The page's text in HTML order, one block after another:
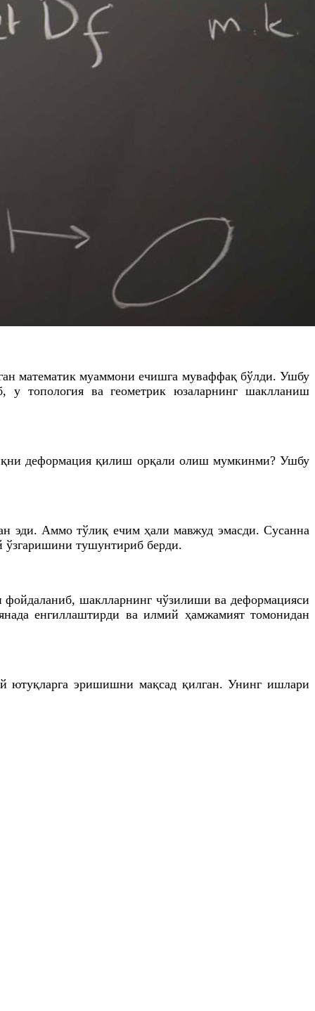
математик муаммони ечишга муваффақ бўлди. Ушбу
у топология ва геометрик юзаларнинг шаклланиш
деформация қилиш орқали олиш мумкинми? Ушбу
эди. Аммо тўлиқ ечим ҳали мавжуд эмасди. Сусанна
ўзгаришини тушунтириб берди.
шаклларнинг чўзилиши ва деформацияси
енгиллаштирди ва илмий ҳамжамият томонидан
ютуқларга эришишни мақсад қилган. Унинг ишлари